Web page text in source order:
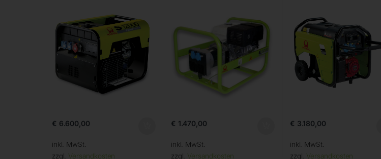
€ 6.600,00
inkl. MwSt.
zzgl. Versandkosten
€ 1.470,00
inkl. MwSt.
zzgl. Versandkosten
€ 3.180,00
inkl. MwSt.
zzgl. Versandkosten